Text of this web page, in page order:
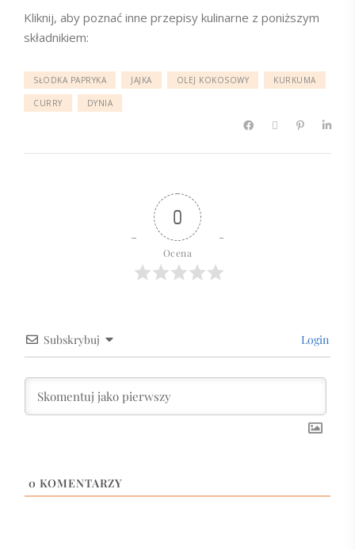
Kliknij, aby poznać inne przepisy kulinarne z poniższym
składnikiem:
SŁODKA PAPRYKA JAJKA OLEJ KOKOSOWY KURKUMA
CURRY DYNIA
0
Ocena
Subskrybuj Login
0 KOMENTARZY